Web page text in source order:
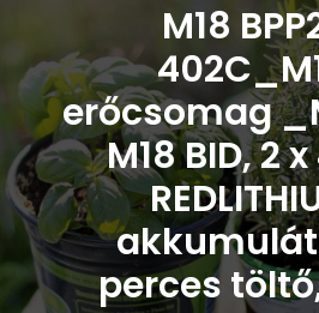
M18
erőcsomag
M18 BID, 2
perces